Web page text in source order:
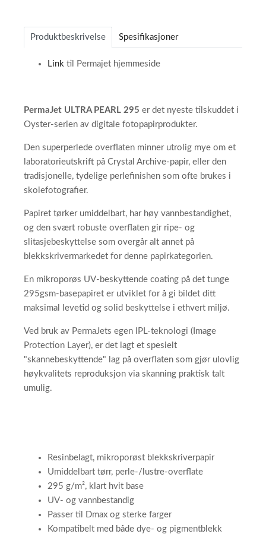
Produktbeskrivelse Spesifikasjoner
Link til Permajet hjemmeside
PermaJet ULTRA PEARL 295 er det nyeste tilskuddet i
Oyster-serien av digitale fotopapirprodukter.
Den superperlede overflaten minner utrolig mye om et
laboratorieutskrift på Crystal Archive-papir, eller den
tradisjonelle, tydelige perlefinishen som ofte brukes i
skolefotografier.
Papiret tørker umiddelbart, har høy vannbestandighet,
og den svært robuste overflaten gir ripe- og
slitasjebeskyttelse som overgår alt annet på
blekkskrivermarkedet for denne papirkategorien.
En mikroporøs UV-beskyttende coating på det tunge
295gsm-basepapiret er utviklet for å gi bildet ditt
maksimal levetid og solid beskyttelse i ethvert miljø.
Ved bruk av PermaJets egen IPL-teknologi (Image
Protection Layer), er det lagt et spesielt
"skannebeskyttende" lag på overflaten som gjør ulovlig
høykvalitets reproduksjon via skanning praktisk talt
umulig.
Resinbelagt, mikroporøst blekkskriverpapir
Umiddelbart tørr, perle-/lustre-overflate
295 g/m², klart hvit base
UV- og vannbestandig
Passer til Dmax og sterke farger
Kompatibelt med både dye- og pigmentblekk